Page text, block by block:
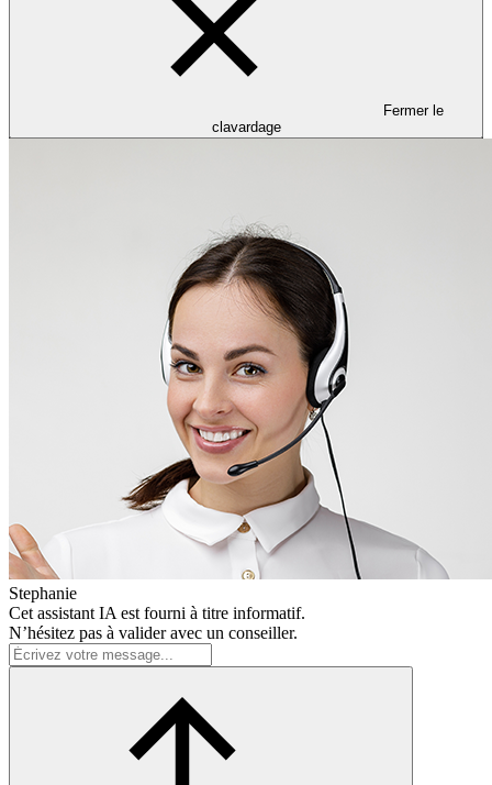
Fermer le
clavardage
Stephanie
Cet assistant IA est fourni à titre informatif.
N’hésitez pas à valider avec un conseiller.